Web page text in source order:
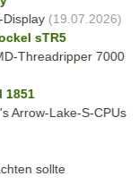
(19.07.2026)
sTR5
Threadripper 7000
1851
Arrow-Lake-S-CPUs
sollte